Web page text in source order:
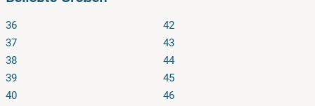
36
37
38
39
40
42
43
44
45
46